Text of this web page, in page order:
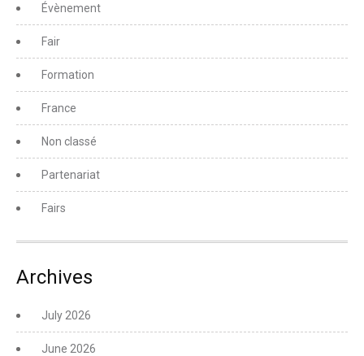
Évènement
Fair
Formation
France
Non classé
Partenariat
Fairs
Archives
July 2026
June 2026